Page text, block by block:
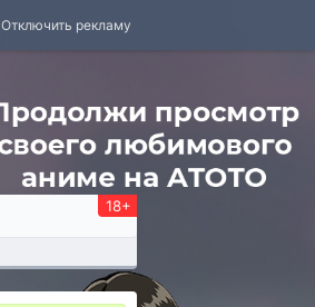
Отключить рекламу
18+